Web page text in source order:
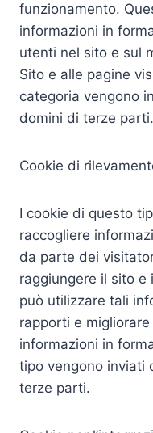
funzionamento.
informazioni in
utenti nel sito e sul
Sito e alle pagine
categoria vengono
domini di terze parti.
Cookie di
I cookie di questo
raccogliere
da parte dei
raggiungere il sito e
può utilizzare tali
rapporti e
informazioni in
tipo vengono inviati
terze parti.